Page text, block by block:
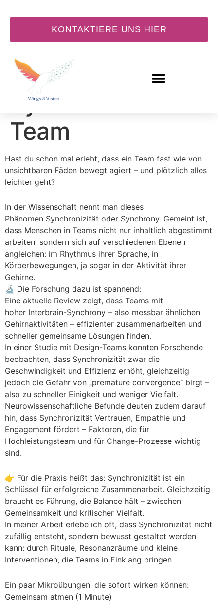
KONTAKTIERE UNS HIER
Synchronizität im
Team
Hast du schon mal erlebt, dass ein Team fast wie von
unsichtbaren Fäden bewegt agiert – und plötzlich alles
leichter geht?
In der Wissenschaft nennt man dieses
Phänomen Synchronizität oder Synchrony. Gemeint ist,
dass Menschen in Teams nicht nur inhaltlich abgestimmt
arbeiten, sondern sich auf verschiedenen Ebenen
angleichen: im Rhythmus ihrer Sprache, in
Körperbewegungen, ja sogar in der Aktivität ihrer
Gehirne.
🔬 Die Forschung dazu ist spannend:
Eine aktuelle Review zeigt, dass Teams mit
hoher Interbrain-Synchrony – also messbar ähnlichen
Gehirnaktivitäten – effizienter zusammenarbeiten und
schneller gemeinsame Lösungen finden.
In einer Studie mit Design-Teams konnten Forschende
beobachten, dass Synchronizität zwar die
Geschwindigkeit und Effizienz erhöht, gleichzeitig
jedoch die Gefahr von „premature convergence“ birgt –
also zu schneller Einigkeit und weniger Vielfalt.
Neurowissenschaftliche Befunde deuten zudem darauf
hin, dass Synchronizität Vertrauen, Empathie und
Engagement fördert – Faktoren, die für
Hochleistungsteam und für Change-Prozesse wichtig
sind.
👉 Für die Praxis heißt das: Synchronizität ist ein
Schlüssel für erfolgreiche Zusammenarbeit. Gleichzeitig
braucht es Führung, die Balance hält – zwischen
Gemeinsamkeit und kritischer Vielfalt.
In meiner Arbeit erlebe ich oft, dass Synchronizität nicht
zufällig entsteht, sondern bewusst gestaltet werden
kann: durch Rituale, Resonanzräume und kleine
Interventionen, die Teams in Einklang bringen.
Ein paar Mikroübungen, die sofort wirken können:
Gemeinsam atmen (1 Minute)